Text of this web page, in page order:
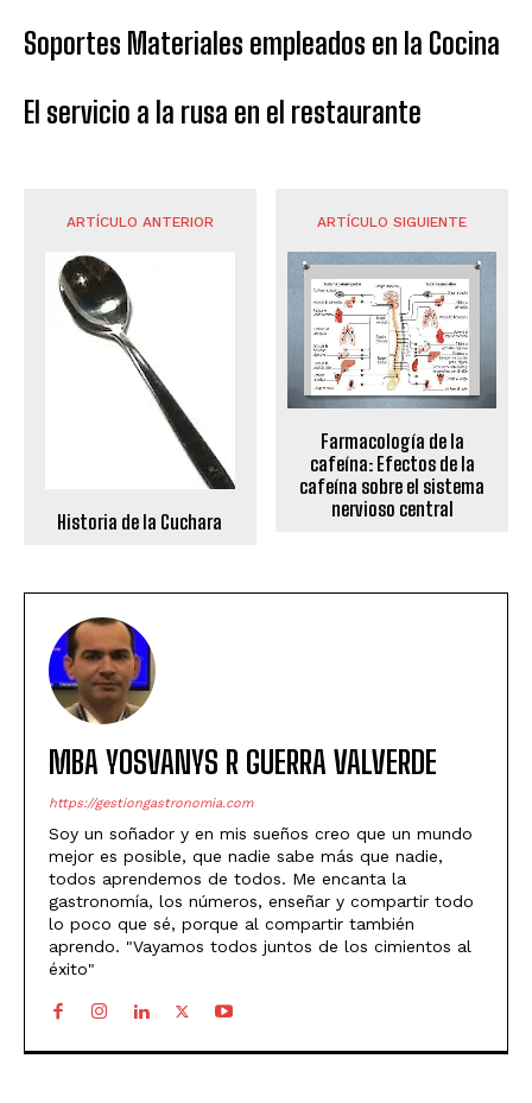
Soportes Materiales empleados en la Cocina
El servicio a la rusa en el restaurante
ARTÍCULO ANTERIOR
Historia de la Cuchara
ARTÍCULO SIGUIENTE
Farmacología de la
cafeína: Efectos de la
cafeína sobre el sistema
nervioso central
MBA YOSVANYS R GUERRA VALVERDE
https://gestiongastronomia.com
Soy un soñador y en mis sueños creo que un mundo
mejor es posible, que nadie sabe más que nadie,
todos aprendemos de todos. Me encanta la
gastronomía, los números, enseñar y compartir todo
lo poco que sé, porque al compartir también
aprendo. "Vayamos todos juntos de los cimientos al
éxito"